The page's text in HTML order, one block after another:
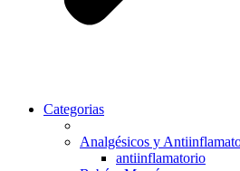
Categorias
Analgésicos y
antiinflamatorio